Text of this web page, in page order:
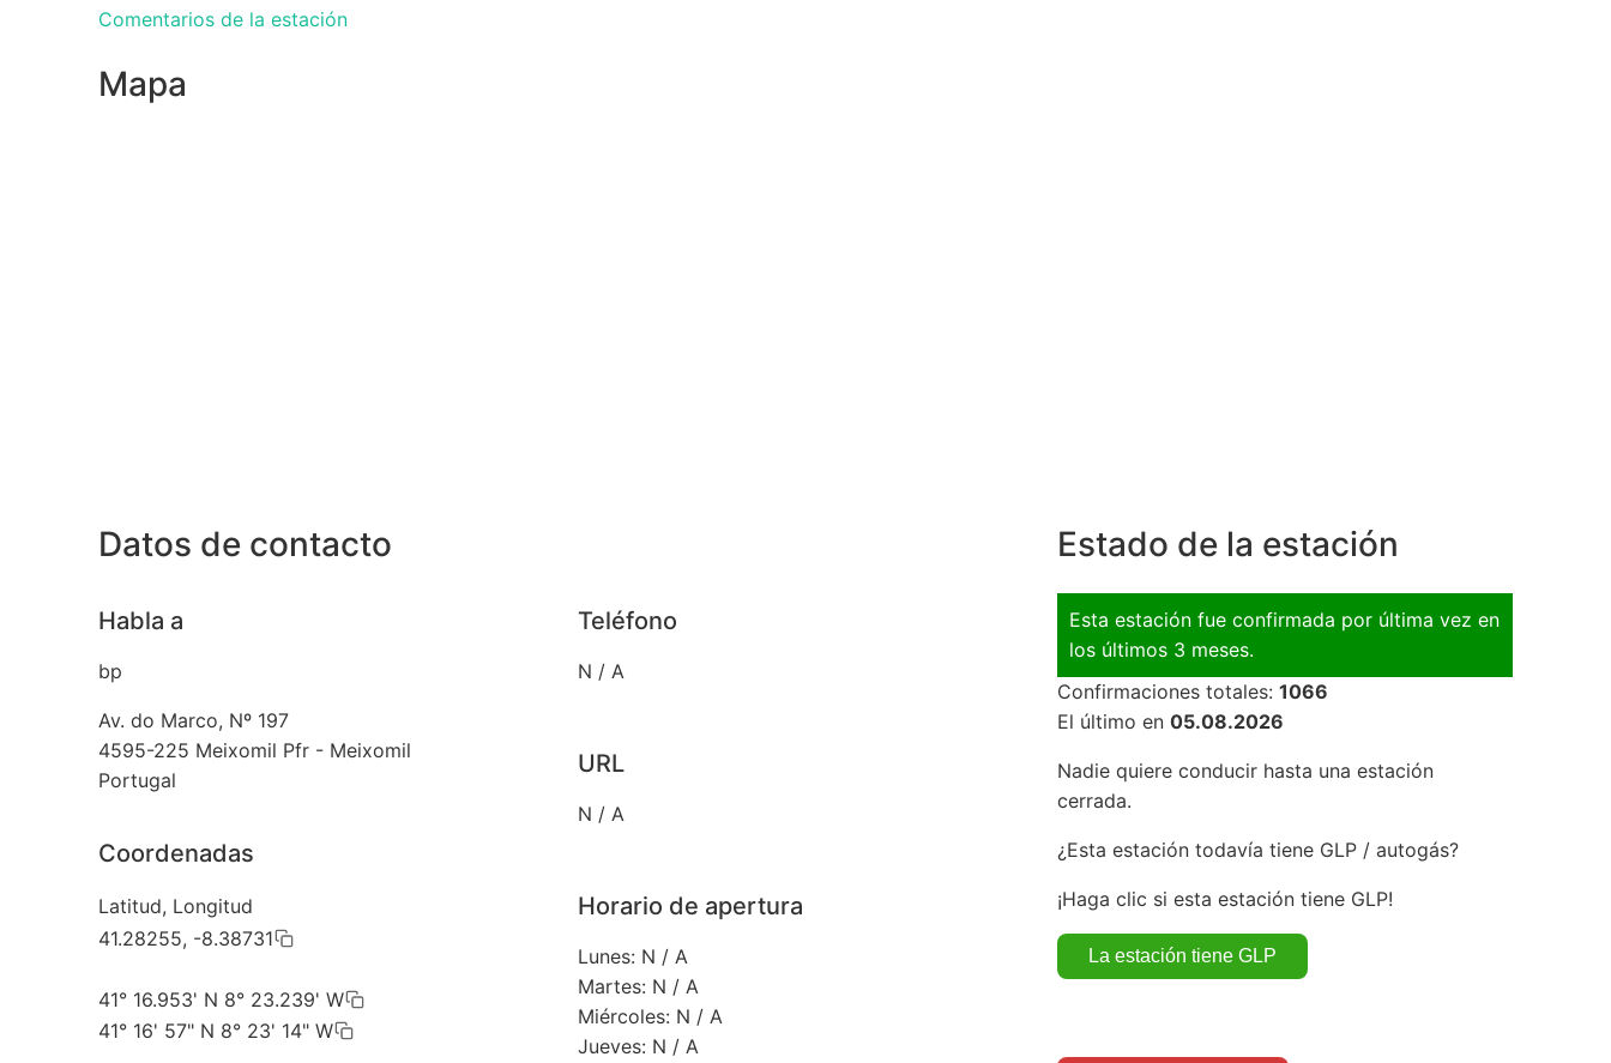
Comentarios de la estación
Mapa
Datos de contacto
Habla a
bp
Av. do Marco, Nº 197
4595-225 Meixomil Pfr - Meixomil
Portugal
Coordenadas
Latitud, Longitud
41.28255, -8.38731
41° 16.953' N 8° 23.239' W
41° 16' 57" N 8° 23' 14" W
Teléfono
N / A
URL
N / A
Horario de apertura
Lunes: N / A
Martes: N / A
Miércoles: N / A
Jueves: N / A
Estado de la estación
Esta estación fue confirmada por última vez en
los últimos 3 meses.
Confirmaciones totales: 1066
El último en 05.08.2026
Nadie quiere conducir hasta una estación
cerrada.
¿Esta estación todavía tiene GLP / autogás?
¡Haga clic si esta estación tiene GLP!